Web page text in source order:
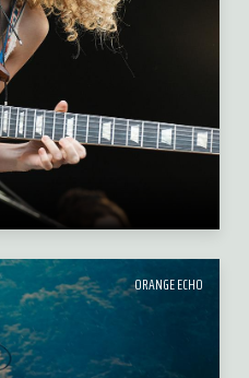
ORANGE ECHO